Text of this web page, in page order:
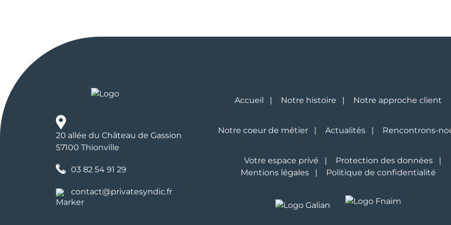
20 allée du Château de Gassion
57100 Thionville
03 82 54 91 29
contact@privatesyndic.fr
Accueil Notre histoire Notre approche client
Notre coeur de métier Actualités Rencontrons-
Votre espace privé
Protection des données
Mentions légales
Politique de confidentialité